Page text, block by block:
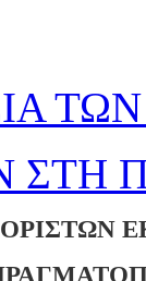
ΤΩΝ
ΣΤΗ